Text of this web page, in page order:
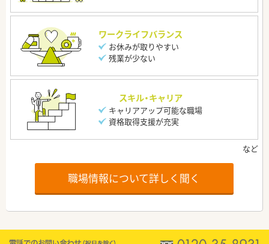
ワークライフバランス
お休みが取りやすい
残業が少ない
スキル・キャリア
キャリアアップ可能な職場
資格取得支援が充実
職場情報について詳しく聞く